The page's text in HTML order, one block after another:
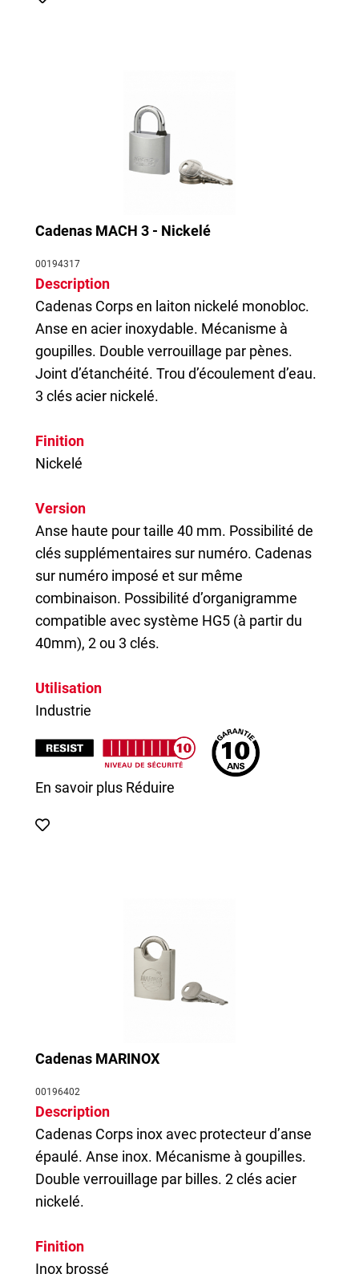
Cadenas MACH 3 - Nickelé
00194317
Description
Cadenas Corps en laiton nickelé monobloc.
Anse en acier inoxydable. Mécanisme à
goupilles. Double verrouillage par pènes.
Joint d’étanchéité. Trou d’écoulement d’eau.
3 clés acier nickelé.
Finition
Nickelé
Version
Anse haute pour taille 40 mm. Possibilité de
clés supplémentaires sur numéro. Cadenas
sur numéro imposé et sur même
combinaison. Possibilité d’organigramme
compatible avec système HG5 (à partir du
40mm), 2 ou 3 clés.
Utilisation
Industrie
En savoir plus Réduire
Cadenas MARINOX
00196402
Description
Cadenas Corps inox avec protecteur d’anse
épaulé. Anse inox. Mécanisme à goupilles.
Double verrouillage par billes. 2 clés acier
nickelé.
Finition
Inox brossé